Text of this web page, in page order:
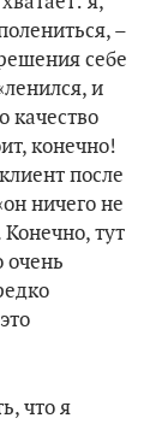
–
себе
и
качество
конечно!
после
ничего не
тут
очень
что я